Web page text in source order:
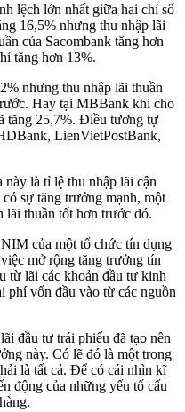
lệch lớn nhất giữa hai chỉ số
16,5% nhưng thu nhập lãi
của Sacombank tăng hơn
tăng hơn 13%.
nhưng thu nhập lãi thuần
Hay tại MBBank khi cho
tăng 25,7%. Điều tương tự
LienVietPostBank,
là tỉ lệ thu nhập lãi cận
sự tăng trưởng mạnh, một
lãi thuần tốt hơn trước đó.
của một tổ chức tín dụng
mở rộng tăng trưởng tín
từ lãi các khoản đầu tư kinh
phí vốn đầu vào từ các nguồn
đầu tư trái phiếu đã tạo nên
này. Có lẽ đó là một trong
là tất cả. Để có cái nhìn kĩ
động của những yếu tố cấu